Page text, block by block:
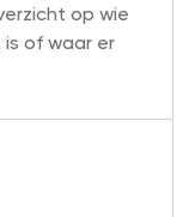
op wie
of waar er